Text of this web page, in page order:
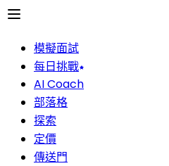
模擬面試
每日挑戰
AI Coach
部落格
探索
定價
傳送門